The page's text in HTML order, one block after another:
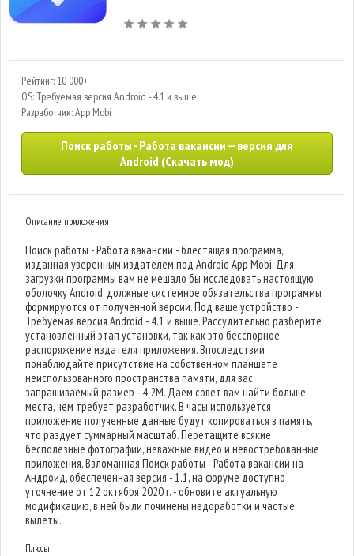
Рейтинг: 10 000+
OS: Требуемая версия Android - 4.1 и выше
Разработчик: App Mobi
Поиск работы - Работа вакансии — версия для
Android (Скачать мод)
Описание приложения
Поиск работы - Работа вакансии - блестящая программа,
изданная уверенным издателем под Android App Mobi. Для
загрузки программы вам не мешало бы исследовать настоящую
оболочку Android, должные системное обязательства программы
формируются от полученной версии. Под ваше устройство -
Требуемая версия Android - 4.1 и выше. Рассудительно разберите
установленный этап установки, так как это бесспорное
распоряжение издателя приложения. Впоследствии
понаблюдайте присутствие на собственном планшете
неиспользованного пространства памяти, для вас
запрашиваемый размер - 4,2M. Даем совет вам найти больше
места, чем требует разработчик. В часы используется
приложение полученные данные будут копироваться в память,
что раздует суммарный масштаб. Перетащите всякие
бесполезные фотографии, неважные видео и невостребованные
приложения. Взломанная Поиск работы - Работа вакансии на
Андроид, обеспеченная версия - 1.1, на форуме доступно
уточнение от 12 октября 2020 г. - обновите актуальную
модификацию, в ней были починены недоработки и частые
вылеты.
Плюсы: